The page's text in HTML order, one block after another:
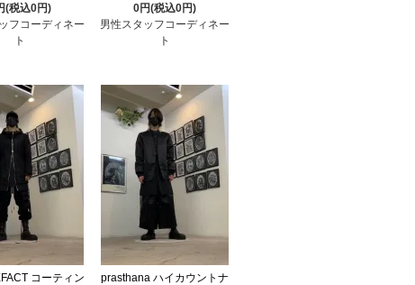
(税込0円)
フコーディネー
ト
0円(税込0円)
男性スタッフコーディネー
ト
コーティン
prasthana ハイカウントナ